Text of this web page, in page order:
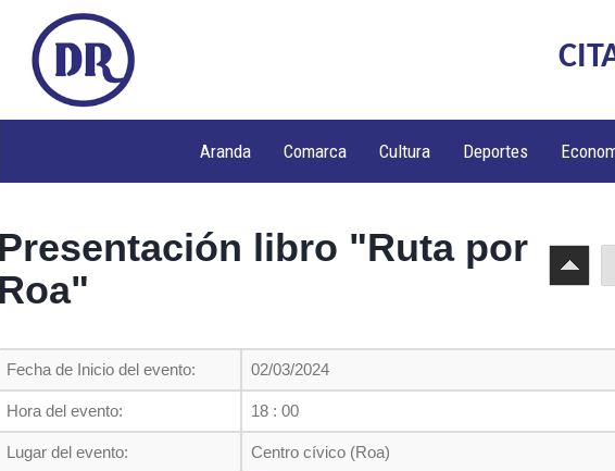
Aranda Comarca Cultura Deportes
Presentación libro "Ruta por
Roa"
Fecha de Inicio del evento: 02/03/2024
Hora del evento: 18 : 00
Lugar del evento: Centro cívico (Roa)